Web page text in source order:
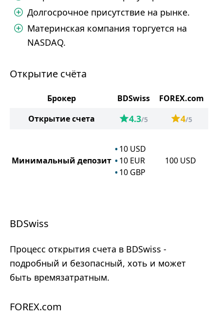
Долгосрочное присутствие на рынке.
Материнская компания торгуется на
NASDAQ.
Открытие счёта
Брокер BDSwiss
FOREX.com
Открытие счета
4.3/5 4/5
Минимальный депозит
10 USD
10 EUR
10 GBP
100 USD
BDSwiss
Процесс открытия счета в BDSwiss -
подробный и безопасный, хоть и может
быть времязатратным.
FOREX.com